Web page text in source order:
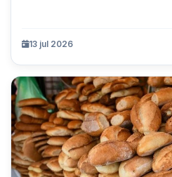
13 jul 2026